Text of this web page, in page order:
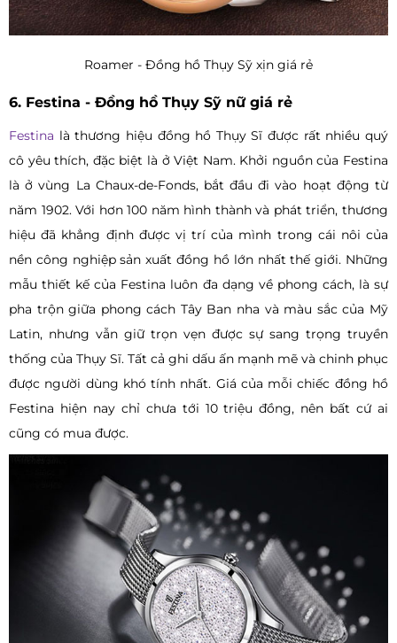
Roamer - Đồng hồ Thụy Sỹ xịn giá rẻ
6. Festina - Đồng hồ Thụy Sỹ nữ giá rẻ
Festina là thương hiệu đồng hồ Thụy Sĩ được rất nhiều quý
cô yêu thích, đặc biệt là ở Việt Nam. Khởi nguồn của Festina
là ở vùng La Chaux-de-Fonds, bắt đầu đi vào hoạt động từ
năm 1902. Với hơn 100 năm hình thành và phát triển, thương
hiệu đã khẳng định được vị trí của mình trong cái nôi của
nền công nghiệp sản xuất đồng hồ lớn nhất thế giới. Những
mẫu thiết kế của Festina luôn đa dạng về phong cách, là sự
pha trộn giữa phong cách Tây Ban nha và màu sắc của Mỹ
Latin, nhưng vẫn giữ trọn vẹn được sự sang trọng truyền
thống của Thụy Sĩ. Tất cả ghi dấu ấn mạnh mẽ và chinh phục
được người dùng khó tính nhất. Giá của mỗi chiếc đồng hồ
Festina hiện nay chỉ chưa tới 10 triệu đồng, nên bất cứ ai
cũng có mua được.